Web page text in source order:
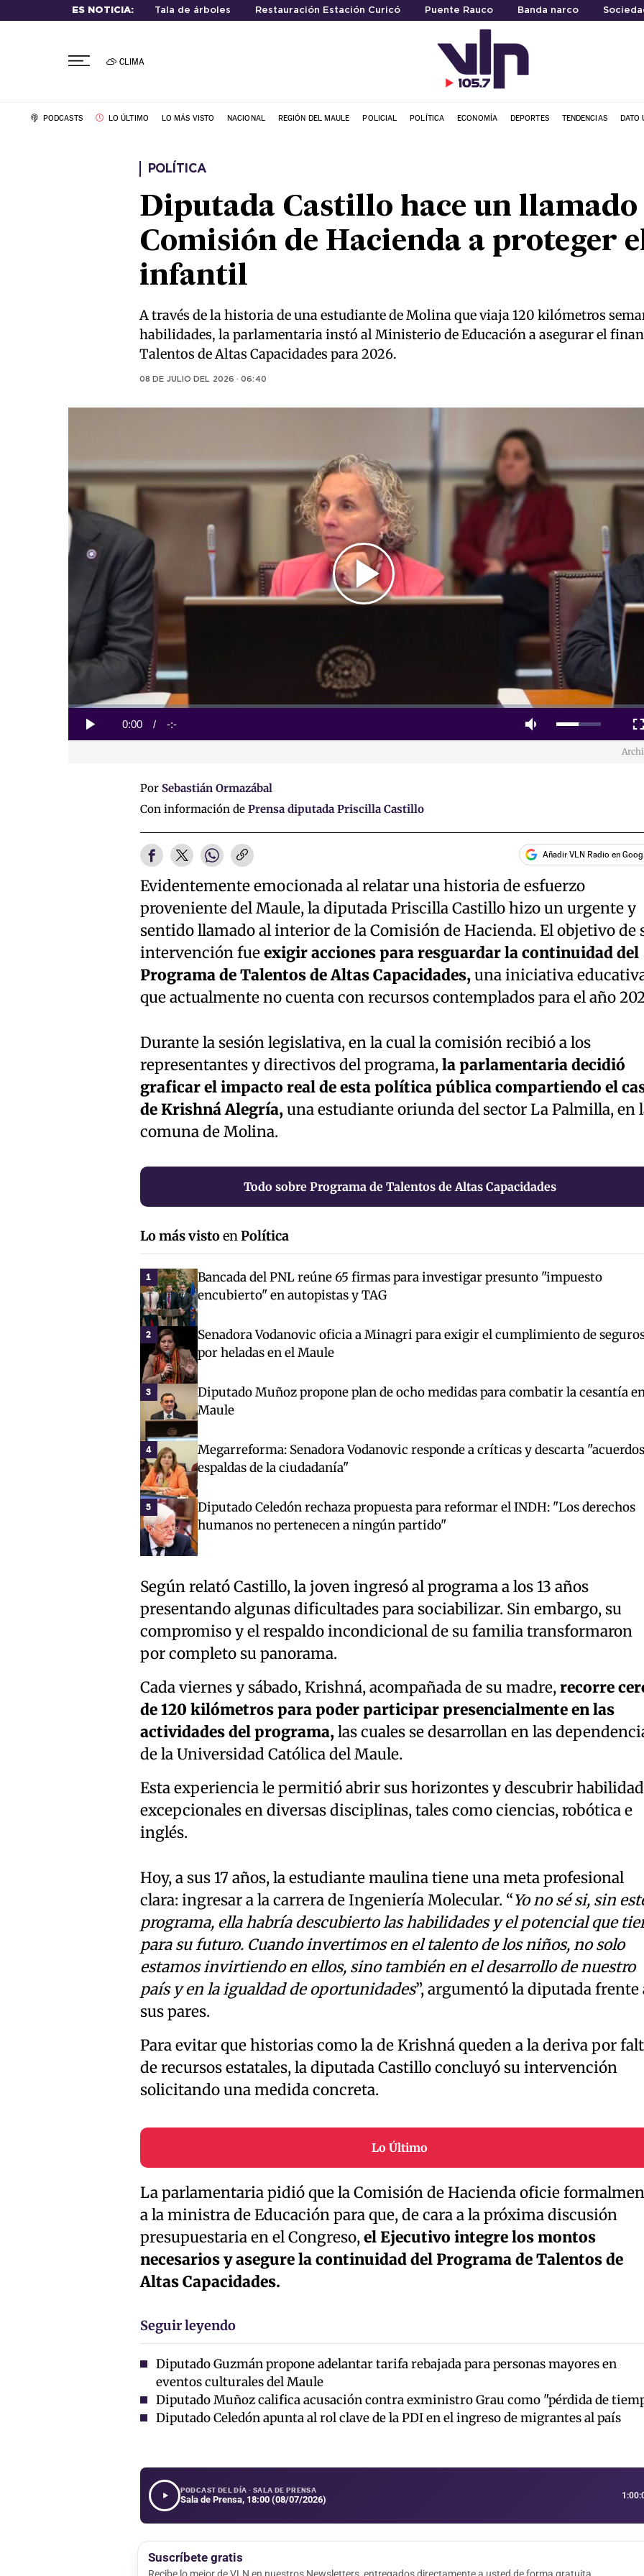
ES NOTICIA: Tala de árboles Restauración Estación Curicó Puente Rauco Banda narco
CLIMA
PODCASTS LO ÚLTIMO LO MÁS VISTO NACIONAL REGIÓN DEL MAULE POLICIAL POLÍTICA ECONOMÍA DEPORTES TENDENCIAS DATO
POLÍTICA
Diputada Castillo hace un llamado
Comisión de Hacienda a proteger
infantil
A través de la historia de una estudiante de Molina que viaja 120 kilómetros
habilidades, la parlamentaria instó al Ministerio de Educación a asegurar el
Talentos de Altas Capacidades para 2026.
08 DE JULIO DEL 2026 · 06:40
Play
Video
Play Mute
Current
0:00 / Duration
-:-
Loaded:
Por Sebastián Ormazábal
Con información de Prensa diputada Priscilla Castillo
Añadir VLN Radio en
Evidentemente emocionada al relatar una historia de esfuerzo
proveniente del Maule, la diputada Priscilla Castillo hizo un urgente y
sentido llamado al interior de la Comisión de Hacienda. El objetivo de
intervención fueexigir acciones para resguardar la continuidad del
Programa de Talentos de Altas Capacidades,una iniciativa
que actualmente no cuenta con recursos contemplados para el año
Durante la sesión legislativa, en la cual la comisión recibió a los
representantes y directivos del programa,la parlamentaria decidió
graficar el impacto real de esta política pública compartiendo el
de Krishná Alegría,una estudiante oriunda del sector La Palmilla, en
comuna de Molina.
Todo sobre Programa de Talentos de Altas Capacidades
Lo más vistoenPolítica
1
Bancada del PNL reúne 65 firmas para investigar presunto "impuesto
encubierto" en autopistas y TAG
2
Senadora Vodanovic oficia a Minagri para exigir el cumplimiento de
por heladas en el Maule
3
Diputado Muñoz propone plan de ocho medidas para combatir la cesantía
Maule
4
Megarreforma: Senadora Vodanovic responde a críticas y descarta
espaldas de la ciudadanía"
5
Diputado Celedón rechaza propuesta para reformar el INDH: "Los derechos
humanos no pertenecen a ningún partido"
Según relató Castillo, la joven ingresó al programa a los 13 años
presentando algunas dificultades para sociabilizar. Sin embargo, su
compromiso y el respaldo incondicional de su familia transformaron
por completo su panorama.
Cada viernes y sábado, Krishná, acompañada de su madre,recorre
de 120 kilómetros para poder participar presencialmente en las
actividades del programa,las cuales se desarrollan en las
de la Universidad Católica del Maule.
Esta experiencia le permitió abrir sus horizontes y descubrir
excepcionales en diversas disciplinas, tales como ciencias, robótica e
inglés.
Hoy, a sus 17 años, la estudiante maulina tiene una meta profesional
clara: ingresar a la carrera de Ingeniería Molecular. “Yo no sé si, sin
programa, ella habría descubierto las habilidades y el potencial que
para su futuro. Cuando invertimos en el talento de los niños, no solo
estamos invirtiendo en ellos, sino también en el desarrollo de nuestro
país y en la igualdad de oportunidades”, argumentó la diputada frente
sus pares.
Para evitar que historias como la de Krishná queden a la deriva por
de recursos estatales, la diputada Castillo concluyó su intervención
solicitando una medida concreta.
Lo Último
La parlamentaria pidió que la Comisión de Hacienda oficie
a la ministra de Educación para que, de cara a la próxima discusión
presupuestaria en el Congreso,el Ejecutivo integre los montos
necesarios y asegure la continuidad del Programa de Talentos de
Altas Capacidades.
Seguir leyendo
Diputado Guzmán propone adelantar tarifa rebajada para personas mayores en
eventos culturales del Maule
Diputado Muñoz califica acusación contra exministro Grau como "pérdida de
Diputado Celedón apunta al rol clave de la PDI en el ingreso de migrantes al país
PODCAST DEL DÍA · SALA DE PRENSA
Sala de Prensa, 18:00 (08/07/2026)
Suscríbete gratis
Recibe lo mejor de VLN en nuestros Newsletters, entregados directamente a usted de forma gratuita